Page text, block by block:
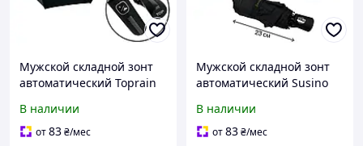
Мужской складной зонт
автоматический Toprain
В наличии
от83₴/мес
Мужской складной зонт
автоматический Susino
В наличии
от83₴/мес